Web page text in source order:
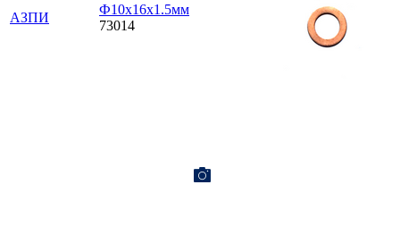
АЗПИ
Ф10х16х1.5мм
73014